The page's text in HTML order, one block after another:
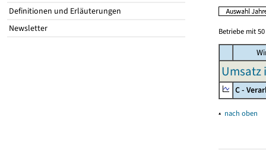
Definitionen und Erläuterungen
Newsletter
Betriebe mit
Umsatz
C -
▴ nach oben